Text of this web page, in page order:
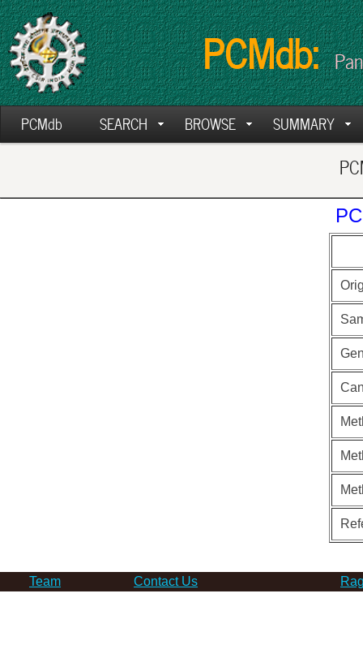
PCMdb:
PCMdb SEARCH BROWSE SUMMARY
Team Contact Us